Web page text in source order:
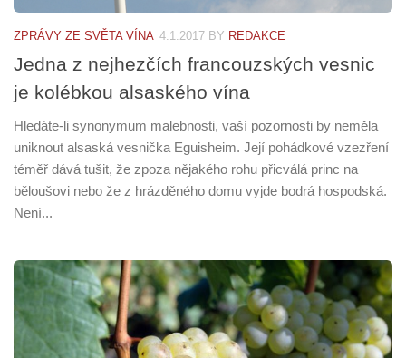
ZPRÁVY ZE SVĚTA VÍNA 4.1.2017 BY REDAKCE
Jedna z nejhezčích francouzských vesnic
je kolébkou alsaského vína
Hledáte-li synonymum malebnosti, vaší pozornosti by neměla
uniknout alsaská vesnička Eguisheim. Její pohádkové vzezření
téměř dává tušit, že zpoza nějakého rohu přicválá princ na
běloušovi nebo že z hrázděného domu vyjde bodrá hospodská.
Není...